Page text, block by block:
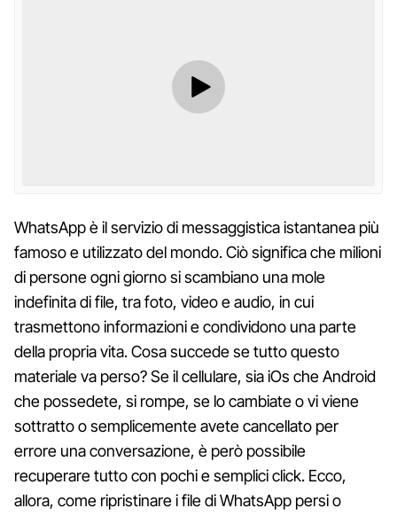
WhatsApp è il servizio di messaggistica istantanea più
famoso e utilizzato del mondo. Ciò significa che milioni
di persone ogni giorno si scambiano una mole
indefinita di file, tra foto, video e audio, in cui
trasmettono informazioni e condividono una parte
della propria vita. Cosa succede se tutto questo
materiale va perso? Se il cellulare, sia iOs che Android
che possedete, si rompe, se lo cambiate o vi viene
sottratto o semplicemente avete cancellato per
errore una conversazione, è però possibile
recuperare tutto con pochi e semplici click. Ecco,
allora, come ripristinare i file di WhatsApp persi o